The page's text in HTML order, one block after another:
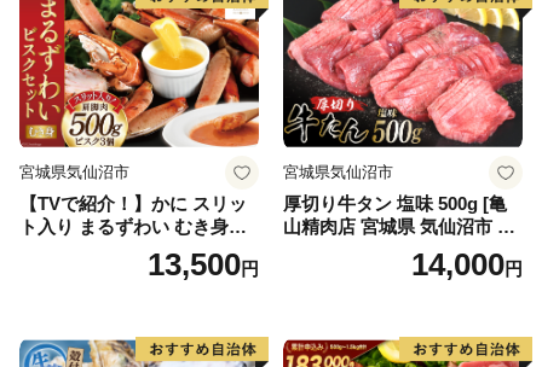
宮城県気仙沼市
【TVで紹介！】かに スリッ
ト入り まるずわい むき身と
スープのセット 肩脚肉500g
ビスク180g×3 [カネダイ 宮城
13,500円
宮城県気仙沼市
厚切り牛タン 塩味 500g [亀
山精肉店 宮城県 気仙沼市 20
565156] 精肉 肉 牛肉 牛たん
牛タン ぎゅうたん タン タン
14,000円